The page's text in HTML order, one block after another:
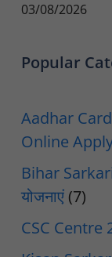
03/08/2026
Popular
Aadhar
Online
Bihar Sarkari
योजनाएं (7)
CSC Centre